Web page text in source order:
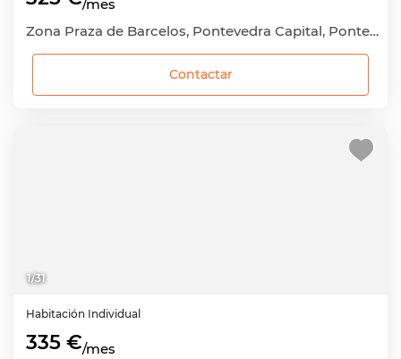
/mes
Zona Praza de Barcelos, Pontevedra Capital, Pontevedra
Contactar
1/31
Habitación Individual
335 €/mes